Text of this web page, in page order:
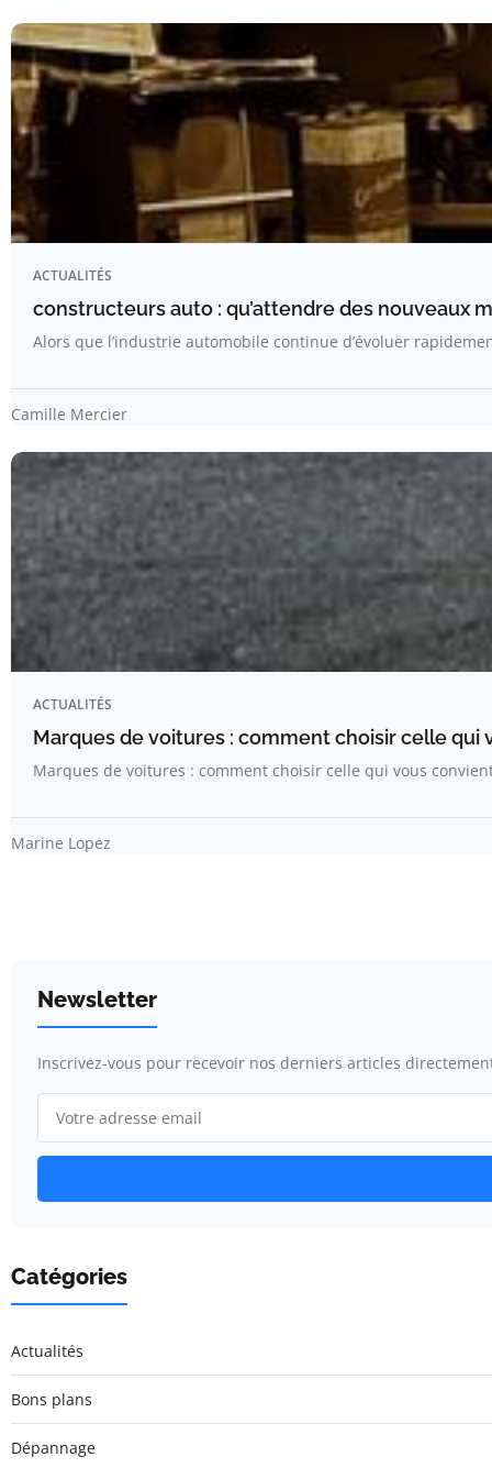
ACTUALITÉS
constructeurs auto : qu’attendre des nouveaux
Alors que l’industrie automobile continue d’évoluer
Camille Mercier
ACTUALITÉS
Marques de voitures : comment choisir celle qui
Marques de voitures : comment choisir celle qui vous
Marine Lopez
Newsletter
Inscrivez-vous pour recevoir nos derniers articles
Catégories
Actualités
Bons plans
Dépannage